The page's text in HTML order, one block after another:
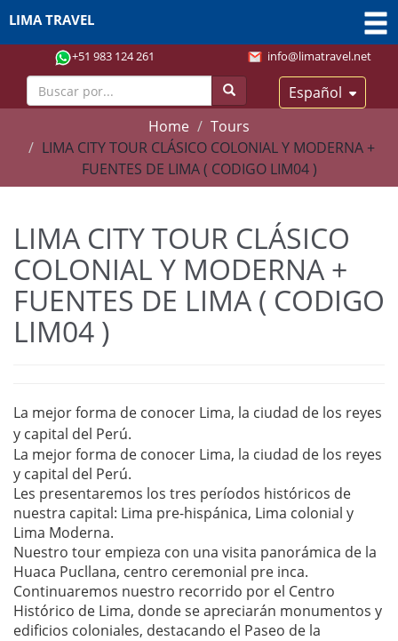
+51 983 124 261 info@limatravel.net
Español
LIMA TRAVEL
Home
Tours
LIMA CITY TOUR CLÁSICO COLONIAL Y MODERNA +
FUENTES DE LIMA ( CODIGO LIM04 )
LIMA CITY TOUR CLÁSICO
COLONIAL Y MODERNA +
FUENTES DE LIMA ( CODIGO
LIM04 )
La mejor forma de conocer Lima, la ciudad de los reyes
y capital del Perú.
La mejor forma de conocer Lima, la ciudad de los reyes
y capital del Perú.
Les presentaremos los tres períodos históricos de
nuestra capital: Lima pre-hispánica, Lima colonial y
Lima Moderna.
Nuestro tour empieza con una visita panorámica de la
Huaca Pucllana, centro ceremonial pre inca.
Continuaremos nuestro recorrido por el Centro
Histórico de Lima, donde se apreciarán monumentos y
edificios coloniales, destacando el Paseo de la